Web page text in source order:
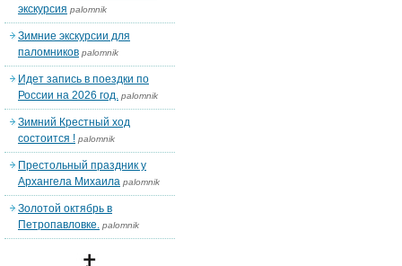
экскурсия palomnik
Зимние экскурсии для
паломников palomnik
Идет запись в поездки по
России на 2026 год. palomnik
Зимний Крестный ход
состоится ! palomnik
Престольный праздник у
Архангела Михаила palomnik
Золотой октябрь в
Петропавловке. palomnik